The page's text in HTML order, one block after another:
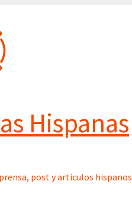
Hispanas
post y articulos hispanos